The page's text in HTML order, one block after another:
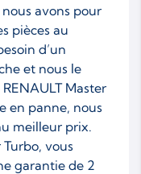
avons pour
pièces au
d’un
et nous le
Master
en panne, nous
meilleur prix.
vous
garantie de 2